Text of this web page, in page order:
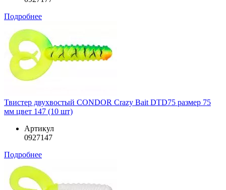
Подробнее
Твистер двухвостый CONDOR Crazy Bait DTD75 размер 75
мм цвет 147 (10 шт)
Артикул
0927147
Подробнее